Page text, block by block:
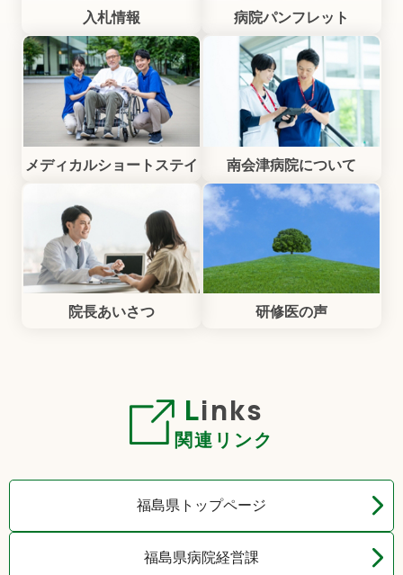
入札情報 病院パンフレット
メディカルショートステイ 南会津病院について
院長あいさつ 研修医の声
Links
関連リンク
福島県トップページ
福島県病院経営課